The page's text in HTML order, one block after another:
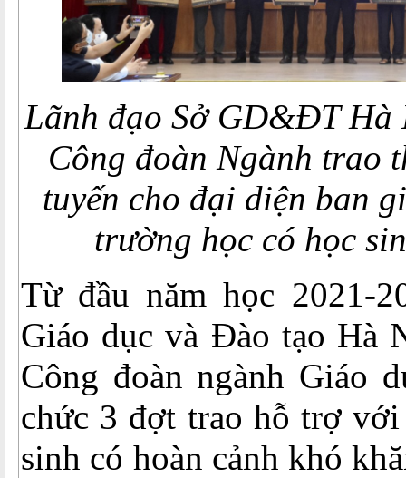
Lãnh đạo Sở GD&ĐT Hà
Công đoàn Ngành trao
tuyến cho đại diện ban
trường học có học
Từ đầu năm học 2021-
Giáo dục và Đào tạo Hà
Công đoàn ngành Giáo
chức 3 đợt trao hỗ trợ
sinh có hoàn cảnh khó